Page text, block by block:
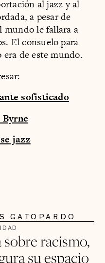
al jazz y al
a pesar de
mundo le fallara a
El consuelo para
era de este mundo.
sofisticado
jazz
GATOPARDO
racismo,
su espacio